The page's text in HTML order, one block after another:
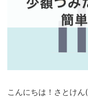
こんにちは！さとけん(